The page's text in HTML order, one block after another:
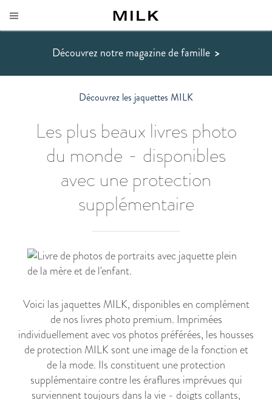
Découvrez notre magazine de famille >
Découvrez les jaquettes MILK
Les plus beaux livres photo
du monde - disponibles
avec une protection
supplémentaire
Voici las jaquettes MILK, disponibles en complément
de nos livres photo premium. Imprimées
individuellement avec vos photos préférées, les housses
de protection MILK sont une image de la fonction et
de la mode. Ils constituent une protection
supplémentaire contre les éraflures imprévues qui
surviennent toujours dans la vie - doigts collants,